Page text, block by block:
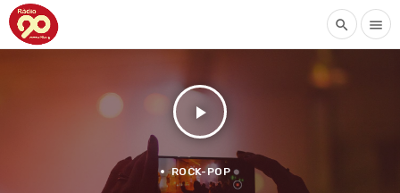
search menu
play_arrow
ROCK-POP